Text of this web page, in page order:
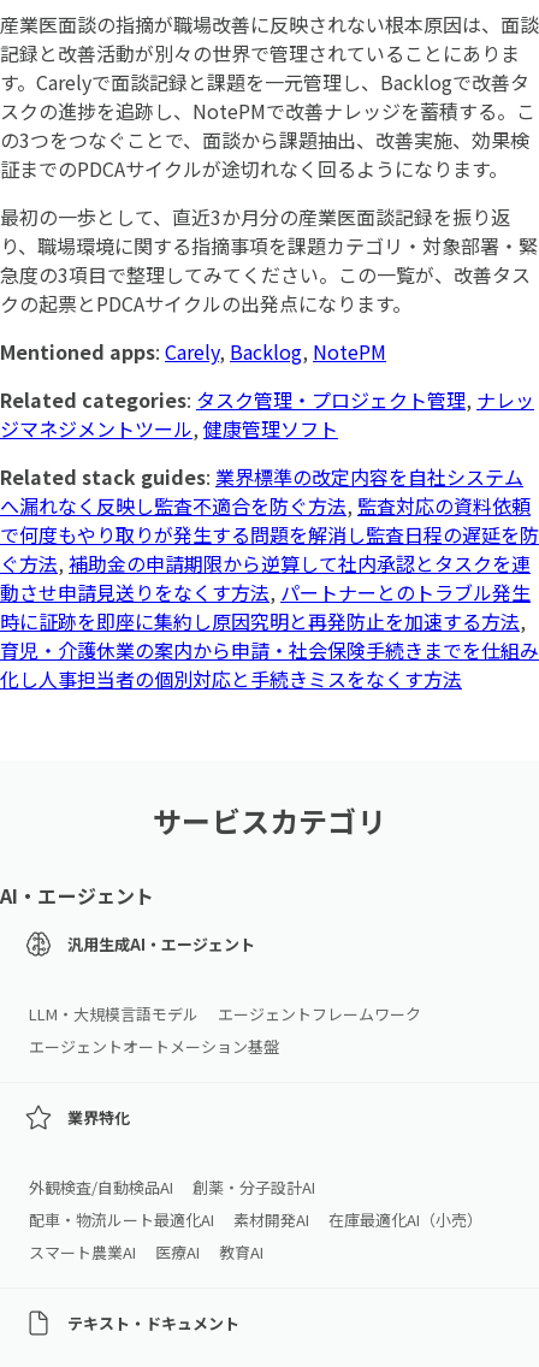
産業医面談の指摘が職場改善に反映されない根本原因は、面談
記録と改善活動が別々の世界で管理されていることにありま
す。Carelyで面談記録と課題を一元管理し、Backlogで改善タ
スクの進捗を追跡し、NotePMで改善ナレッジを蓄積する。こ
の3つをつなぐことで、面談から課題抽出、改善実施、効果検
証までのPDCAサイクルが途切れなく回るようになります。
最初の一歩として、直近3か月分の産業医面談記録を振り返
り、職場環境に関する指摘事項を課題カテゴリ・対象部署・緊
急度の3項目で整理してみてください。この一覧が、改善タス
クの起票とPDCAサイクルの出発点になります。
Mentioned apps: Carely, Backlog, NotePM
Related categories: タスク管理・プロジェクト管理, ナレッ
ジマネジメントツール, 健康管理ソフト
Related stack guides: 業界標準の改定内容を自社システム
へ漏れなく反映し監査不適合を防ぐ方法, 監査対応の資料依頼
で何度もやり取りが発生する問題を解消し監査日程の遅延を防
ぐ方法, 補助金の申請期限から逆算して社内承認とタスクを連
動させ申請見送りをなくす方法, パートナーとのトラブル発生
時に証跡を即座に集約し原因究明と再発防止を加速する方法,
育児・介護休業の案内から申請・社会保険手続きまでを仕組み
化し人事担当者の個別対応と手続きミスをなくす方法
サービスカテゴリ
AI・エージェント
汎用生成AI・エージェント
LLM・大規模言語モデル
エージェントフレームワーク
エージェントオートメーション基盤
業界特化
外観検査/自動検品AI
創薬・分子設計AI
配車・物流ルート最適化AI
素材開発AI
在庫最適化AI（小売）
スマート農業AI
医療AI 教育AI
テキスト・ドキュメント